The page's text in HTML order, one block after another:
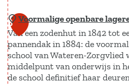
R
e
s
t
a
u
D
e
h
e
r
3 Voormalige openbare
Van een zodenhut in 1842 tot
pannendak in 1884: de
school van Wateren-Zorgvlied
middelpunt van onderwijs in
de school definitief haar